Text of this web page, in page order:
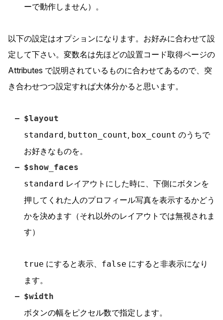
ーで動作しません）。
以下の設定はオプションになります。お好みに合わせて設
定して下さい。変数名は先ほどの設置コード取得ページの
Attributes で説明されているものに合わせてあるので、突
き合わせつつ設定すれば大体分かると思います。
$layout
standard , button_count, box_count のうちで
お好きなものを。
$show_faces
standard レイアウトにした時に、下側にボタンを
押してくれた人のプロフィール写真を表示するかどう
かを決めます（それ以外のレイアウトでは無視されま
す）
true にすると表示、 false にすると非表示になり
ます。
$width
ボタンの幅をピクセル数で指定します。